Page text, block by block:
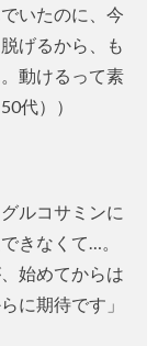
いたのに、今
げるから、も
動けるって素
代））
ルコサミンに
きなくて…。
始めてからは
に期待です」